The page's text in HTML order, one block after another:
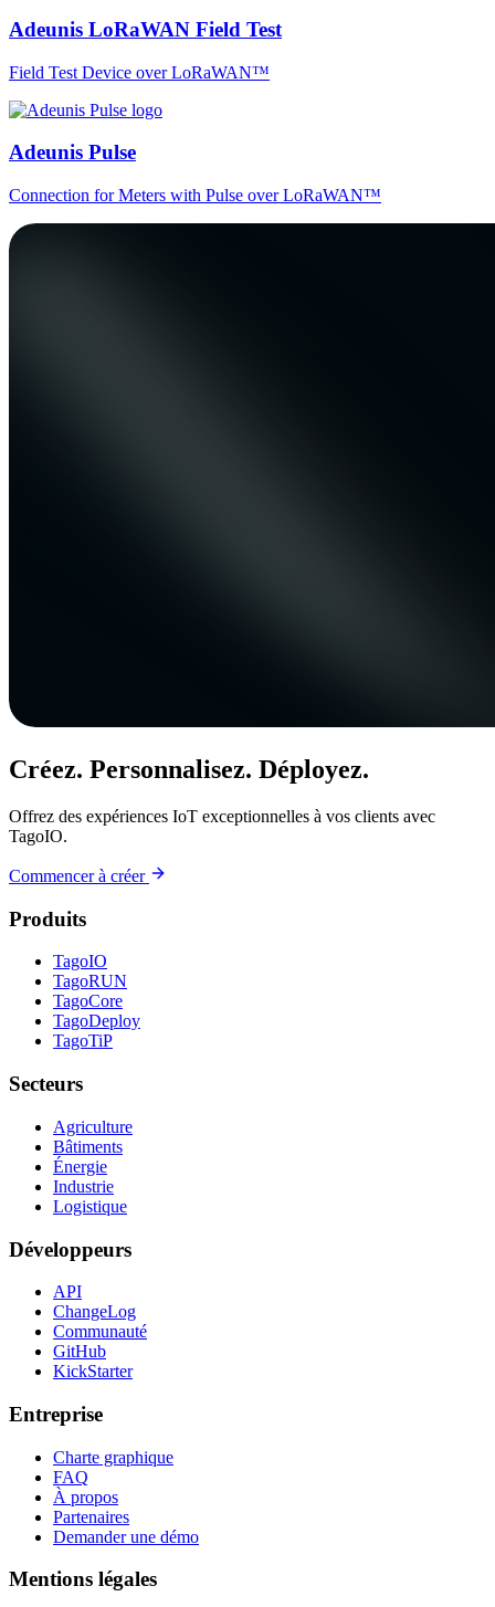
Adeunis LoRaWAN Field Test
Field Test Device over LoRaWAN™
Adeunis Pulse
Connection for Meters with Pulse over LoRaWAN™
Créez. Personnalisez. Déployez.
Offrez des expériences IoT exceptionnelles à vos clients avec
TagoIO.
Commencer à créer
Produits
TagoIO
TagoRUN
TagoCore
TagoDeploy
TagoTiP
Secteurs
Agriculture
Bâtiments
Énergie
Industrie
Logistique
Développeurs
API
ChangeLog
Communauté
GitHub
KickStarter
Entreprise
Charte graphique
FAQ
À propos
Partenaires
Demander une démo
Mentions légales